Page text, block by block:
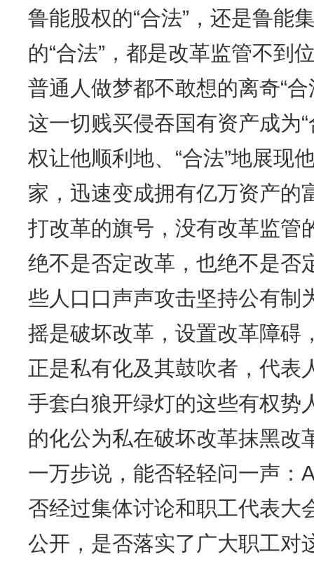
鲁能股权的“合法”，还是鲁能
的“合法”，都是改革监管不到
普通人做梦都不敢想的离奇“
这一切贱买侵吞国有资产成为
权让他顺利地、“合法”地展现
家，迅速变成拥有亿万资产的
打改革的旗号，没有改革监管
绝不是否定改革，也绝不是否
些人口口声声攻击坚持公有制
摇是破坏改革，设置改革障碍
正是私有化及其鼓吹者，代表
手套白狼开绿灯的这些有权势
的化公为私在破坏改革抹黑改
一万步说，能否轻轻问一声：
否经过集体讨论和职工代表大
公开，是否落实了广大职工对